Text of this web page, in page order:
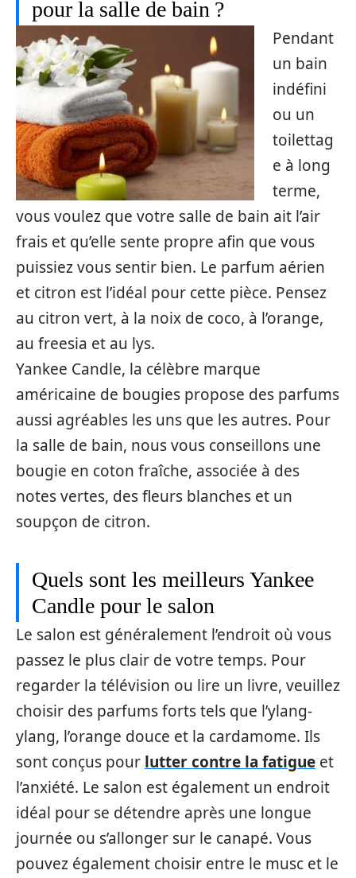
pour la salle de bain ?
Pendant
un bain
indéfini
ou un
toilettag
e à long
terme,
vous voulez que votre salle de bain ait l’air
frais et qu’elle sente propre afin que vous
puissiez vous sentir bien. Le parfum aérien
et citron est l’idéal pour cette pièce. Pensez
au citron vert, à la noix de coco, à l’orange,
au freesia et au lys.
Yankee Candle, la célèbre marque
américaine de bougies propose des parfums
aussi agréables les uns que les autres. Pour
la salle de bain, nous vous conseillons une
bougie en coton fraîche, associée à des
notes vertes, des fleurs blanches et un
soupçon de citron.
Quels sont les meilleurs Yankee
Candle pour le salon
Le salon est généralement l’endroit où vous
passez le plus clair de votre temps. Pour
regarder la télévision ou lire un livre, veuillez
choisir des parfums forts tels que l’ylang-
ylang, l’orange douce et la cardamome. Ils
sont conçus pour lutter contre la fatigue et
l’anxiété. Le salon est également un endroit
idéal pour se détendre après une longue
journée ou s’allonger sur le canapé. Vous
pouvez également choisir entre le musc et le